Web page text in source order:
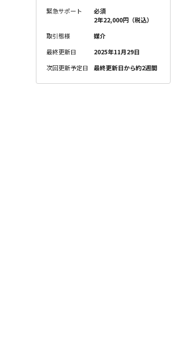
緊急サポート
必須
2年22,000円（税込）
取引態様
媒介
最終更新日
2025年11月29日
次回更新予定日
最終更新日から約2週間